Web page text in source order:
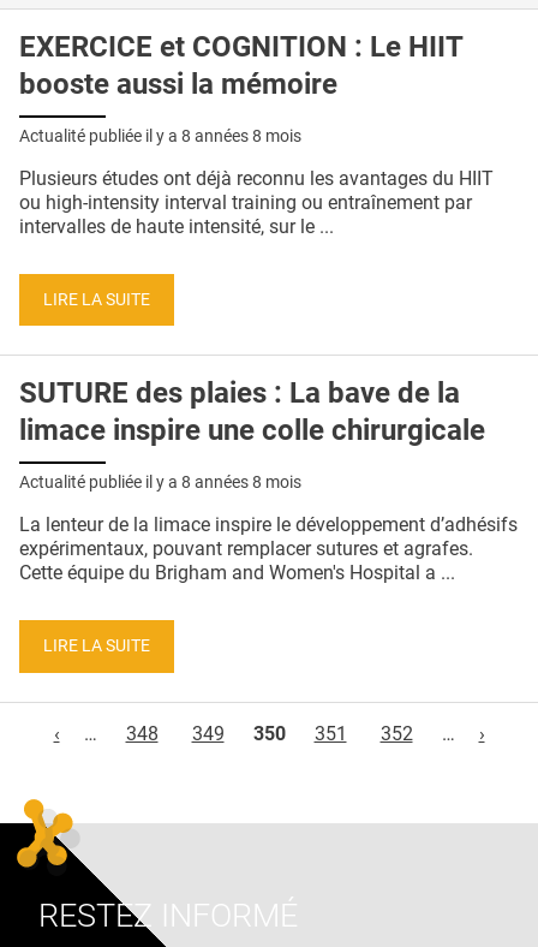
EXERCICE et COGNITION : Le HIIT
booste aussi la mémoire
Actualité publiée il y a 8 années 8 mois
Plusieurs études ont déjà reconnu les avantages du HIIT
ou high-intensity interval training ou entraînement par
intervalles de haute intensité, sur le ...
LIRE LA SUITE
SUTURE des plaies : La bave de la
limace inspire une colle chirurgicale
Actualité publiée il y a 8 années 8 mois
La lenteur de la limace inspire le développement d’adhésifs
expérimentaux, pouvant remplacer sutures et agrafes.
Cette équipe du Brigham and Women's Hospital a ...
LIRE LA SUITE
‹
… 348 349 350 351 352 … ›
RESTEZ INFORMÉ